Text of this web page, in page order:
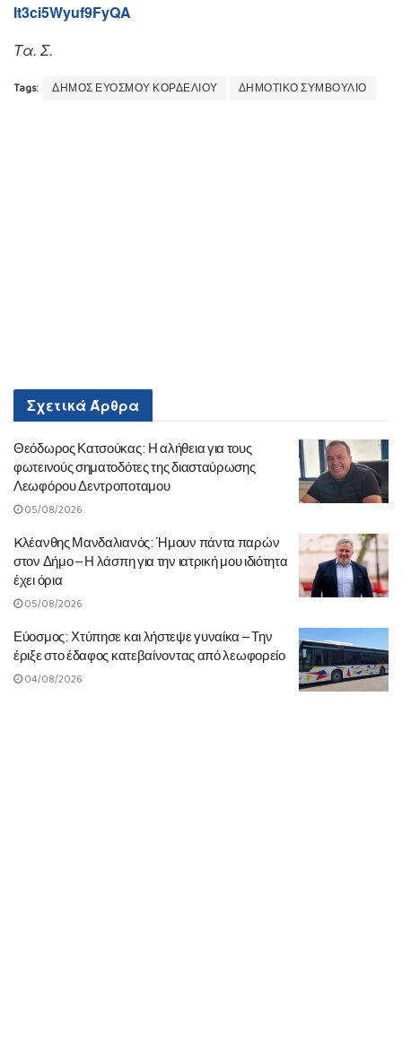
It3ci5Wyuf9FyQA
Τα. Σ.
Tags: ΔΗΜΟΣ ΕΥΟΣΜΟΥ ΚΟΡΔΕΛΙΟΥ ΔΗΜΟΤΙΚΟ ΣΥΜΒΟΥΛΙΟ
ΣχετικάΆρθρα
Θεόδωρος Κατσούκας: Η αλήθεια για τους
φωτεινούς σηματοδότες της διασταύρωσης
Λεωφόρου Δεντροποταμου
05/08/2026
Kλέανθης Μανδαλιανός: Ήμουν πάντα παρών
στον Δήμο – Η λάσπη για την ιατρική μου ιδιότητα
έχει όρια
05/08/2026
Εύοσμος: Χτύπησε και λήστεψε γυναίκα – Την
έριξε στο έδαφος κατεβαίνοντας από λεωφορείο
04/08/2026